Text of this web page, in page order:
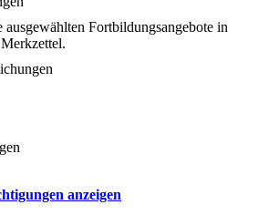
ausgewählten Fortbildungsangebote in
anzeigen